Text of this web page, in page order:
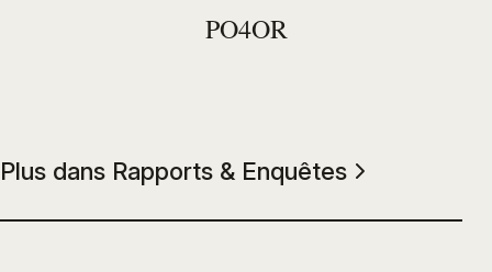
PO4OR
Plus dans Rapports & Enquêtes